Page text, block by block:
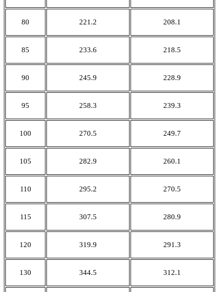
80 221.2 208.1
85 233.6 218.5
90 245.9 228.9
95 258.3 239.3
100 270.5 249.7
105 282.9 260.1
110 295.2 270.5
115 307.5 280.9
120 319.9 291.3
130 344.5 312.1